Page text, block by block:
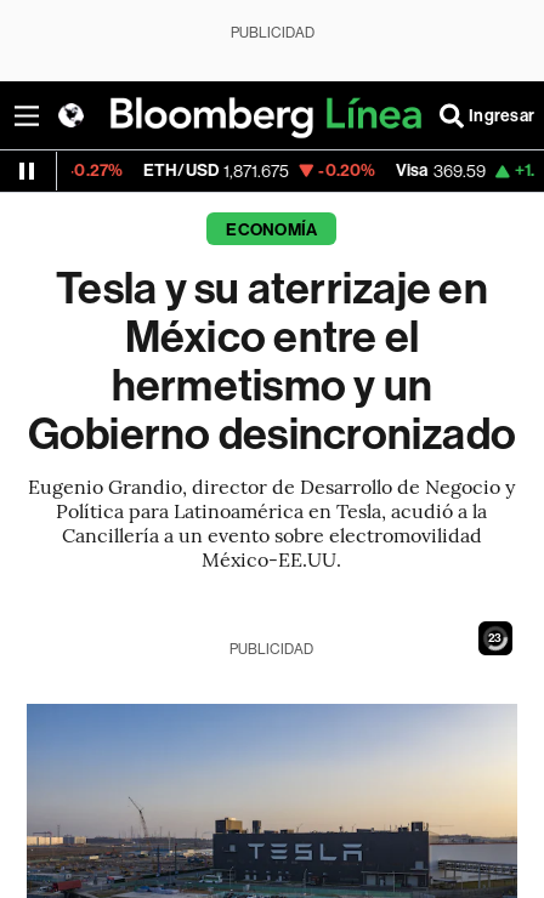
PUBLICIDAD
Ingresar
ETH/USD 1,871.675 -0.20% Visa 369.59 +1.07%
ECONOMÍA
Tesla y su aterrizaje en
México entre el
hermetismo y un
Gobierno desincronizado
Eugenio Grandio, director de Desarrollo de Negocio y
Política para Latinoamérica en Tesla, acudió a la
Cancillería a un evento sobre electromovilidad
México-EE.UU.
21
PUBLICIDAD